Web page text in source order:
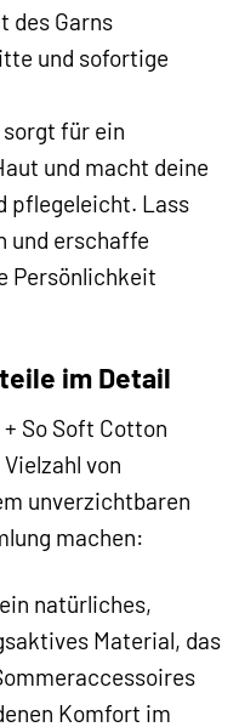
des Garns
und sofortige
für ein
und macht deine
pflegeleicht. Lass
und erschaffe
Persönlichkeit
im Detail
So Soft Cotton
von
unverzichtbaren
machen:
natürliches,
Material, das
Komfort im